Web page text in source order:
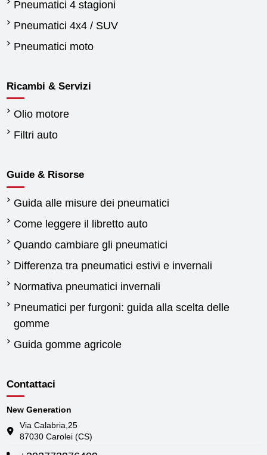
Pneumatici 4 stagioni
Pneumatici 4x4 / SUV
Pneumatici moto
Ricambi & Servizi
Olio motore
Filtri auto
Guide & Risorse
Guida alle misure dei pneumatici
Come leggere il libretto auto
Quando cambiare gli pneumatici
Differenza tra pneumatici estivi e invernali
Normativa pneumatici invernali
Pneumatici per furgoni: guida alla scelta delle
gomme
Guida gomme agricole
Contattaci
New Generation
Via Calabria,25
87030 Carolei (CS)